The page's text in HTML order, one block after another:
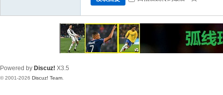
Powered by Discuz! X3.5
© 2001-2026 Discuz! Team